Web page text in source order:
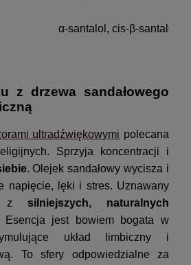
α-santalol, cis-β-santalol,
z drzewa sandałowego
ultradźwiękowymi polecana
Sprzyja koncentracji i
. Olejek sandałowy wycisza i
napięcie, lęki i stres. Uznawany
z silniejszych, naturalnych
Esencja jest bowiem bogata w
układ limbiczny i
To sfery odpowiedzialne za